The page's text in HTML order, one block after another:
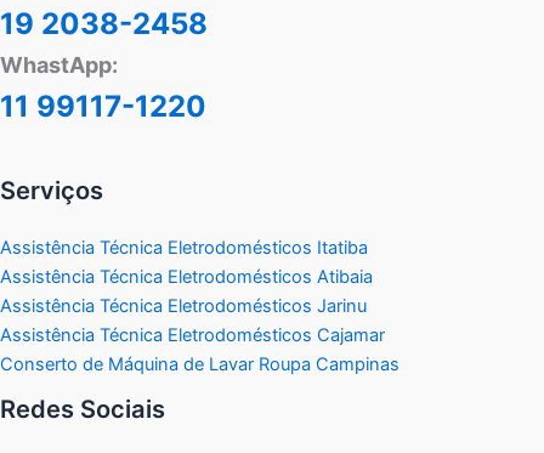
19 2038-2458
WhastApp:
11 99117-1220
Serviços
Assistência Técnica Eletrodomésticos Itatiba
Assistência Técnica Eletrodomésticos Atibaia
Assistência Técnica Eletrodomésticos Jarinu
Assistência Técnica Eletrodomésticos Cajamar
Conserto de Máquina de Lavar Roupa Campinas
Redes Sociais